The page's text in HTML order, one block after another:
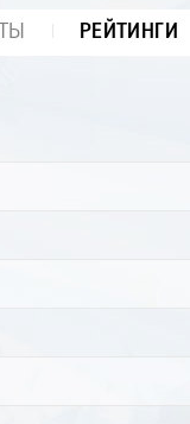
РЕЙТИНГИ